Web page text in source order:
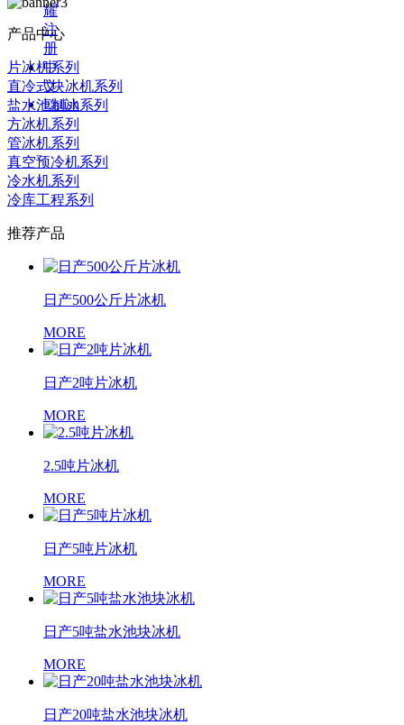
耀
注
册
中
文
Enlish
产品中心
片冰机系列
直冷式块冰机系列
盐水池制冰系列
方冰机系列
管冰机系列
真空预冷机系列
冷水机系列
冷库工程系列
推荐产品
日产500公斤片冰机
MORE
日产2吨片冰机
MORE
2.5吨片冰机
MORE
日产5吨片冰机
MORE
日产5吨盐水池块冰机
MORE
日产20吨盐水池块冰机